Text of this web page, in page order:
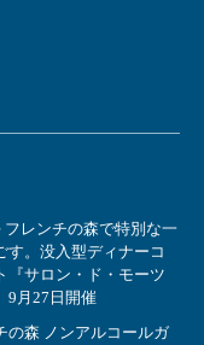
フレンチの森で特別な一
す。没入型ディナーコ
『サロン・ド・モーツ
9月27日開催
の森 ノンアルコールガ